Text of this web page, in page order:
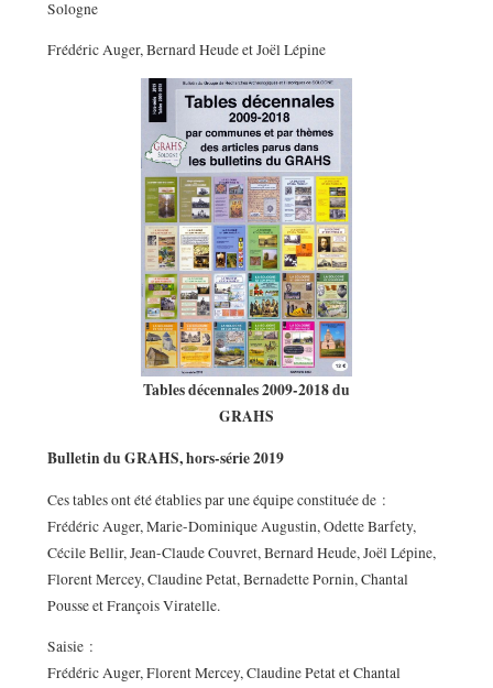
Sologne
Frédéric Auger, Bernard Heude et Joël Lépine
Tables décennales 2009-2018 du
GRAHS
Bulletin du GRAHS, hors-série 2019
Ces tables ont été établies par une équipe constituée de :
Frédéric Auger, Marie-Dominique Augustin, Odette Barfety,
Cécile Bellir, Jean-Claude Couvret, Bernard Heude, Joël Lépine,
Florent Mercey, Claudine Petat, Bernadette Pornin, Chantal
Pousse et François Viratelle.
Saisie :
Frédéric Auger, Florent Mercey, Claudine Petat et Chantal